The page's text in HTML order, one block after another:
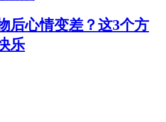
后心情变差？这3个方
乐